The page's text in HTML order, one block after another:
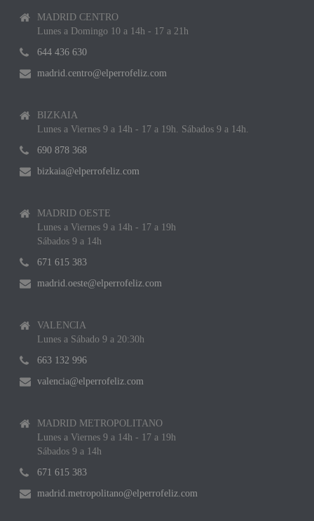
MADRID CENTRO
Lunes a Domingo 10 a 14h - 17 a 21h
644 436 630
madrid.centro@elperrofeliz.com
BIZKAIA
Lunes a Viernes 9 a 14h - 17 a 19h. Sábados 9 a 14h.
690 878 368
bizkaia@elperrofeliz.com
MADRID OESTE
Lunes a Viernes 9 a 14h - 17 a 19h
Sábados 9 a 14h
671 615 383
madrid.oeste@elperrofeliz.com
VALENCIA
Lunes a Sábado 9 a 20:30h
663 132 996
valencia@elperrofeliz.com
MADRID METROPOLITANO
Lunes a Viernes 9 a 14h - 17 a 19h
Sábados 9 a 14h
671 615 383
madrid.metropolitano@elperrofeliz.com